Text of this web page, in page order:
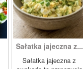
Sałatka jajeczna z...
Sałatka jajeczna z